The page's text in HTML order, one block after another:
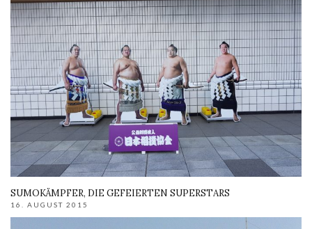
SUMOKÄMPFER, DIE GEFEIERTEN SUPERSTARS
16. AUGUST 2015